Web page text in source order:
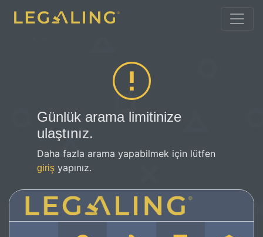
Günlük arama limitinize
ulaştınız.
Daha fazla arama yapabilmek için lütfen
giriş yapınız.